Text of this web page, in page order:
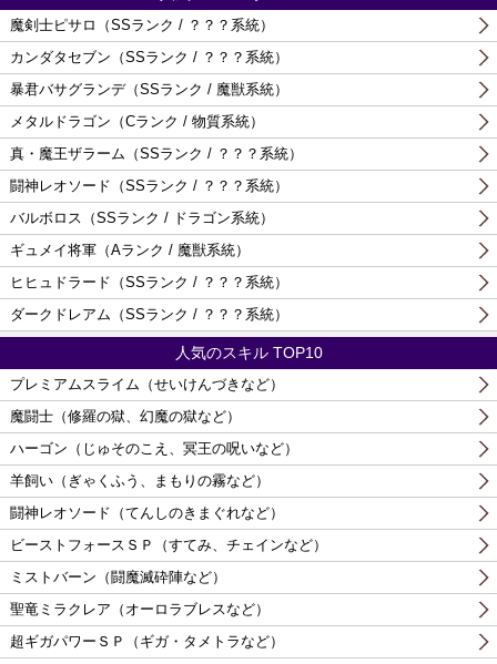
魔剣士ピサロ（SSランク / ？？？系統）
カンダタセブン（SSランク / ？？？系統）
暴君バサグランデ（SSランク / 魔獣系統）
メタルドラゴン（Cランク / 物質系統）
真・魔王ザラーム（SSランク / ？？？系統）
闘神レオソード（SSランク / ？？？系統）
バルボロス（SSランク / ドラゴン系統）
ギュメイ将軍（Aランク / 魔獣系統）
ヒヒュドラード（SSランク / ？？？系統）
ダークドレアム（SSランク / ？？？系統）
人気のスキル TOP10
プレミアムスライム（せいけんづきなど）
魔闘士（修羅の獄、幻魔の獄など）
ハーゴン（じゅそのこえ、冥王の呪いなど）
羊飼い（ぎゃくふう、まもりの霧など）
闘神レオソード（てんしのきまぐれなど）
ビーストフォースＳＰ（すてみ、チェインなど）
ミストバーン（闘魔滅砕陣など）
聖竜ミラクレア（オーロラブレスなど）
超ギガパワーＳＰ（ギガ・タメトラなど）